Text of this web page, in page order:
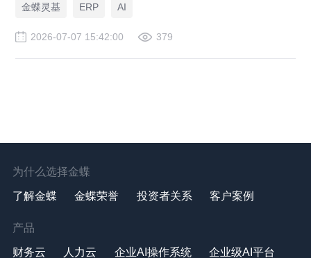
金蝶灵基
ERP AI
2026-07-07 15:42:00 379
为什么选择金蝶
了解金蝶 金蝶荣誉 投资者关系 客户案例
产品
财务云 人力云 企业AI操作系统
企业级AI平台